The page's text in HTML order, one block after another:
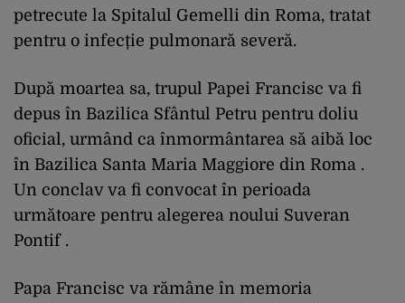
petrecute la Spitalul Gemelli din Roma, tratat
pentru o infecție pulmonară severă.
După moartea sa, trupul Papei Francisc va fi
depus în Bazilica Sfântul Petru pentru doliu
oficial, urmând ca înmormântarea să aibă loc
în Bazilica Santa Maria Maggiore din Roma .
Un conclav va fi convocat în perioada
următoare pentru alegerea noului Suveran
Pontif .​
Papa Francisc va rămâne în memoria